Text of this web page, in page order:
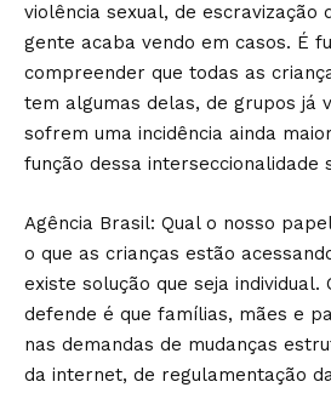
violência sexual, de escravização
gente acaba vendo em casos. É
compreender que todas as
tem algumas delas, de grupos já
sofrem uma incidência ainda
função dessa interseccionalidade
Agência Brasil: Qual o nosso
o que as crianças estão
existe solução que seja individual.
defende é que famílias, mães e
nas demandas de mudanças
da internet, de regulamentação